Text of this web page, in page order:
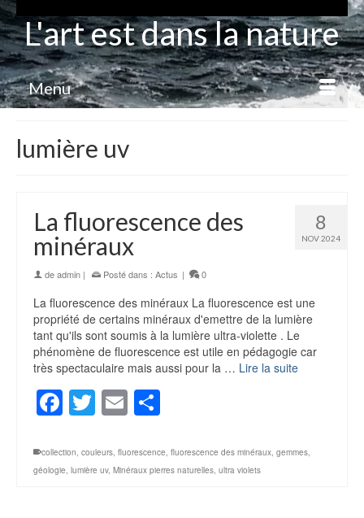
L'art est dans la nature
Menu
lumière uv
8
NOV 2024
La fluorescence des
minéraux
deadmin | Posté dans : Actus | 0
La fluorescence des minéraux La fluorescence est une
propriété de certains minéraux d'emettre de la lumière
tant qu'ils sont soumis à la lumière ultra-violette . Le
phénomène de fluorescence est utile en pédagogie car
très spectaculaire mais aussi pour la … Lire la suite
Facebook
Twitter
Email
collection, couleurs, fluorescence, fluorescence des minéraux, gemmes,
géologie, lumière uv, Minéraux pierres naturelles, ultra violets